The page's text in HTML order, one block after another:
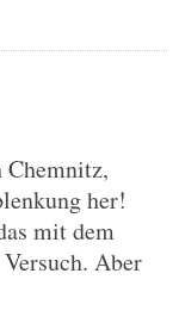
Chemnitz,
her!
mit dem
Aber